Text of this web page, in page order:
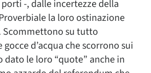
-, dalle incertezze della
la loro ostinazione
Scommettono su tutto
d’acqua che scorrono sui
dato le loro “quote” anche in